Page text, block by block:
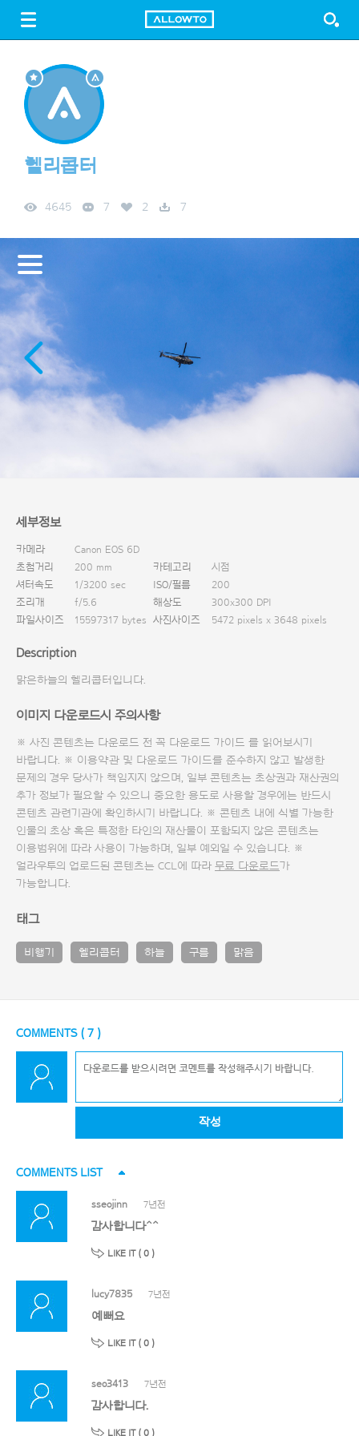
FREE DOWNLOAD
헬리콥터
4645 7 2 7
세부정보
카메라
Canon EOS 6D
초첨거리
200 mm 카테고리
시점
셔터속도
1/3200 sec ISO/필름
200
조리개
f/5.6 해상도
300x300 DPI
파일사이즈
15597317 bytes 사진사이즈 5472 pixels x 3648 pixels
Description
맑은하늘의 헬리콥터입니다.
이미지 다운로드시 주의사항
※ 사진 콘텐츠는 다운로드 전 꼭 다운로드 가이드 를 읽어보시기
바랍니다. ※ 이용약관 및 다운로드 가이드를 준수하지 않고 발생한
문제의 경우 당사가 책임지지 않으며, 일부 콘텐츠는 초상권과 재산권의
추가 정보가 필요할 수 있으니 중요한 용도로 사용할 경우에는 반드시
콘텐츠 관련기관에 확인하시기 바랍니다. ※ 콘텐츠 내에 식별 가능한
인물의 초상 혹은 특정한 타인의 재산물이 포함되지 않은 콘텐츠는
이용범위에 따라 사용이 가능하며, 일부 예외일 수 있습니다. ※
얼라우투의 업로드된 콘텐츠는 CCL에 따라 무료 다운로드가
가능합니다.
태그
비행기 헬리콥터 하늘 구름 맑음
COMMENTS ( 7 )
작성
COMMENTS LIST
sseojinn 7년전
감사합니다^^
LIKE IT ( 0 )
lucy7835 7년전
예뻐요
LIKE IT ( 0 )
seo3413 7년전
감사합니다.
LIKE IT ( 0 )